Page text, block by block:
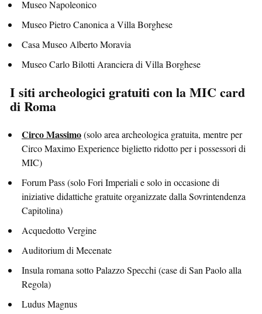
Museo Napoleonico
Museo Pietro Canonica a Villa Borghese
Casa Museo Alberto Moravia
Museo Carlo Bilotti Aranciera di Villa Borghese
I siti archeologici gratuiti con la MIC card
di Roma
Circo Massimo(solo area archeologica gratuita, mentre per
Circo Maximo Experience biglietto ridotto per i possessori di
MIC)
Forum Pass (solo Fori Imperiali e solo in occasione di
iniziative didattiche gratuite organizzate dalla Sovrintendenza
Capitolina)
Acquedotto Vergine
Auditorium di Mecenate
Insula romana sotto Palazzo Specchi (case di San Paolo alla
Regola)
Ludus Magnus